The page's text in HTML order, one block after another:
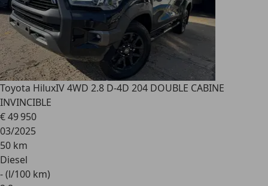
Toyota HiluxIV 4WD 2.8 D-4D 204 DOUBLE CABINE
INVINCIBLE
€ 49 950
03/2025
50 km
Diesel
- (l/100 km)